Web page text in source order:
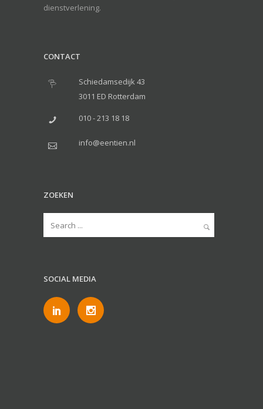
dienstverlening.
CONTACT
Schiedamsedijk 43
3011 ED Rotterdam
010 - 213 18 18
info@eentien.nl
ZOEKEN
SOCIAL MEDIA